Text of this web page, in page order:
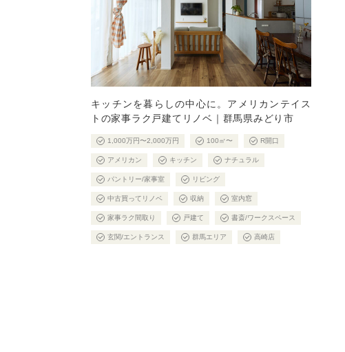
キッチンを暮らしの中心に。アメリカンテイス
トの家事ラク戸建てリノベ｜群馬県みどり市
1,000万円〜2,000万円 100㎡〜 R開口
アメリカン キッチン ナチュラル
パントリー/家事室 リビング
中古買ってリノベ 収納 室内窓
家事ラク間取り 戸建て 書斎/ワークスペース
玄関/エントランス 群馬エリア 高崎店